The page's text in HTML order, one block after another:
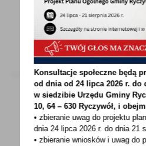
serdeczne podziękowania...
02 - 12 - 2022
PŁATNOŚĆ ZA WĘGIEL I
Konsultacje społeczne będą
od dnia od 24 lipca 2026 r. do
w siedzibie Urzędu Gminy
10, 64 – 630 Ryczywół, i
• zbieranie uwag do projektu
dnia 24 lipca 2026 r. do dnia 21
• zbieranie wniosków i uwag do